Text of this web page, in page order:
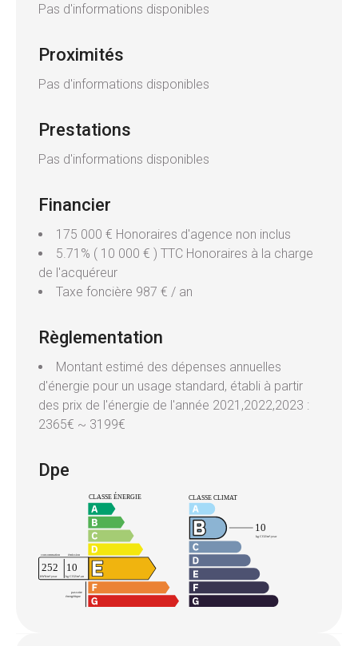
Pas d'informations disponibles
Proximités
Pas d'informations disponibles
Prestations
Pas d'informations disponibles
Financier
175 000 € Honoraires d'agence non inclus
5.71% ( 10 000 € ) TTC Honoraires à la charge
de l'acquéreur
Taxe foncière 987 € / an
Règlementation
Montant estimé des dépenses annuelles
d'énergie pour un usage standard, établi à partir
des prix de l'énergie de l'année 2021,2022,2023 :
2365€ ~ 3199€
Dpe